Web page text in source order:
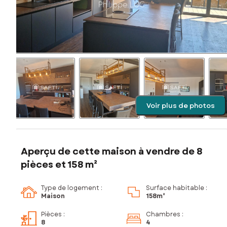
Voir plus de photos
Aperçu de cette maison à vendre de 8
pièces et 158 m²
Type de logement :
Maison
Surface habitable :
158m²
Pièces :
8
Chambres :
4